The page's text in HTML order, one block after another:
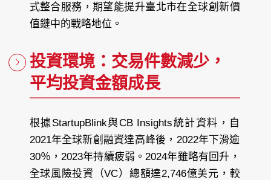
式整合服務，期望能提升臺北市在全球創新價
值鏈中的戰略地位。
投資環境：交易件數減少，
平均投資金額成長
根據StartupBlink與CB Insights統計資料，自
2021年全球新創融資達高峰後，2022年下滑逾
30％，2023年持續疲弱。2024年雖略有回升，
全球風險投資（VC）總額達2,746億美元，較